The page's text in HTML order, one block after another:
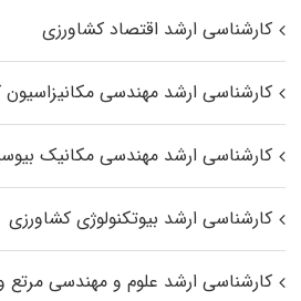
کارشناسی ارشد اقتصاد کشاورزی
کارشناسی ارشد مهندسی
کارشناسی ارشد مهندسی مکانیک
کارشناسی ارشد بیوتکنولوژی کشاورزی
کارشناسی ارشد علوم و مهندسی مرتع